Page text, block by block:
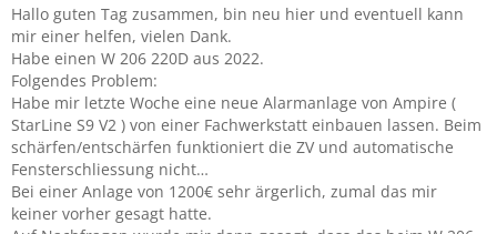
Hallo guten Tag zusammen, bin neu hier und eventuell kann
mir einer helfen, vielen Dank.
Habe einen W 206 220D aus 2022.
Folgendes Problem:
Habe mir letzte Woche eine neue Alarmanlage von Ampire (
StarLine S9 V2 ) von einer Fachwerkstatt einbauen lassen. Beim
schärfen/entschärfen funktioniert die ZV und automatische
Fensterschliessung nicht…
Bei einer Anlage von 1200€ sehr ärgerlich, zumal das mir
keiner vorher gesagt hatte.